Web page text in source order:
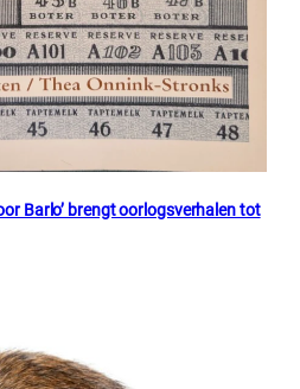
Barlo’ brengt oorlogsverhalen tot